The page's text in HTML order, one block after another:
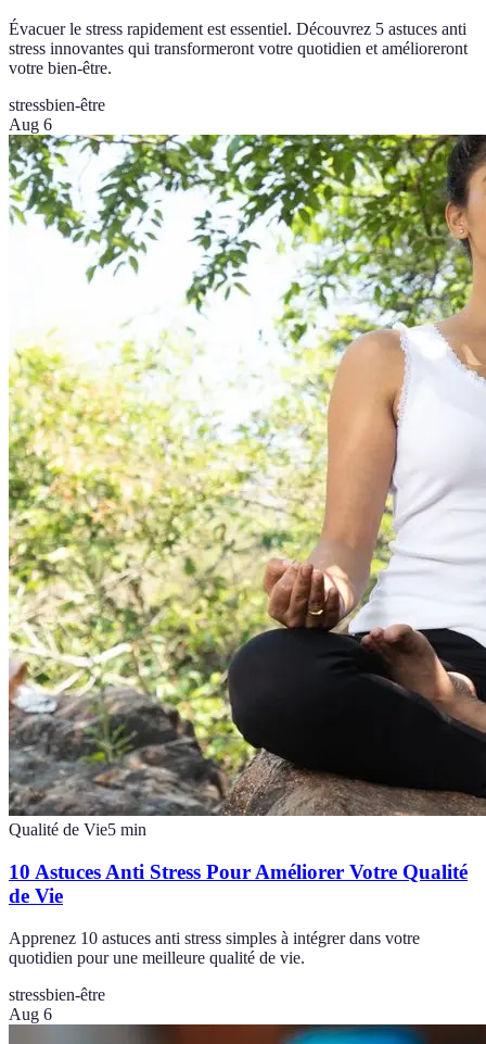
Évacuer le stress rapidement est essentiel. Découvrez 5 astuces anti
stress innovantes qui transformeront votre quotidien et amélioreront
votre bien-être.
stressbien-être
Aug 6
Qualité de Vie5 min
10 Astuces Anti Stress Pour Améliorer Votre Qualité
de Vie
Apprenez 10 astuces anti stress simples à intégrer dans votre
quotidien pour une meilleure qualité de vie.
stressbien-être
Aug 6